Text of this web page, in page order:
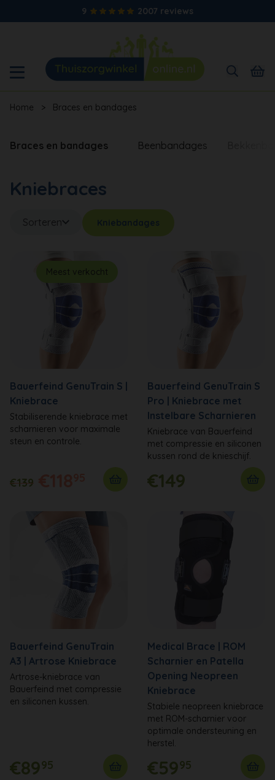
9 2007 reviews
Home > Braces en bandages
Braces en bandages Beenbandages
Kniebraces
Sorteren
Meest verkocht
Bauerfeind GenuTrain S |
Kniebrace
Stabiliserende kniebrace met
scharnieren voor maximale
steun en controle.
€139
Bauerfeind GenuTrain S
Pro | Kniebrace met
Instelbare Scharnieren
Kniebrace van Bauerfeind
met compressie en siliconen
kussen rond de knieschijf.
€149
Bauerfeind GenuTrain
A3 | Artrose Kniebrace
Artrose-kniebrace van
Bauerfeind met compressie
en siliconen kussen.
€8995
Medical Brace | ROM
Scharnier en Patella
Opening Neopreen
Kniebrace
Stabiele neopreen kniebrace
met ROM-scharnier voor
optimale ondersteuning en
herstel.
€5995